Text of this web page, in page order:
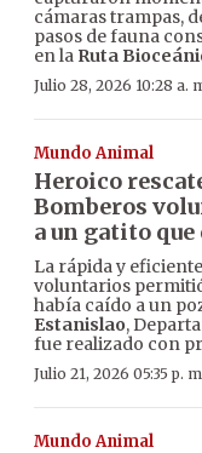
cámaras trampas,
pasos de fauna
en la Ruta
Julio 28, 2026 10:28 a.
Mundo Animal
Heroico
Bomberos
a un gatito que
La rápida y
voluntarios
había caído a un
Estanislao,
fue realizado con
Julio 21, 2026 05:35 p.
Mundo Animal